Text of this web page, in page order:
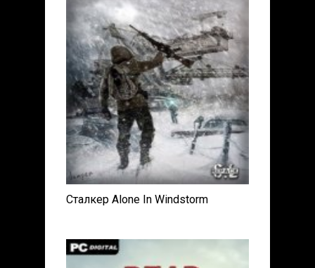
Сталкер Alone In Windstorm